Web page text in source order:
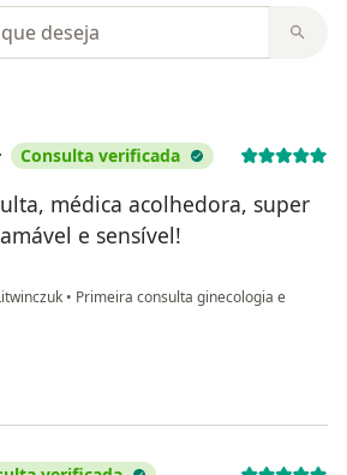
Consulta verificada
médica acolhedora, super
e sensível!
• Primeira consulta ginecologia e
Alencar